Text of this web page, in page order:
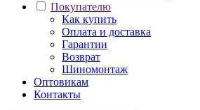
Покупателю
Как купить
Оплата и доставка
Гарантии
Возврат
Шиномонтаж
Оптовикам
Контакты